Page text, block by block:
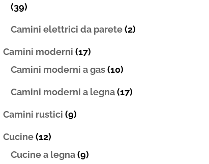
(39)
Camini elettrici da parete (2)
Camini moderni (17)
Camini moderni a gas (10)
Camini moderni a legna (17)
Camini rustici (9)
Cucine (12)
Cucine a legna (9)